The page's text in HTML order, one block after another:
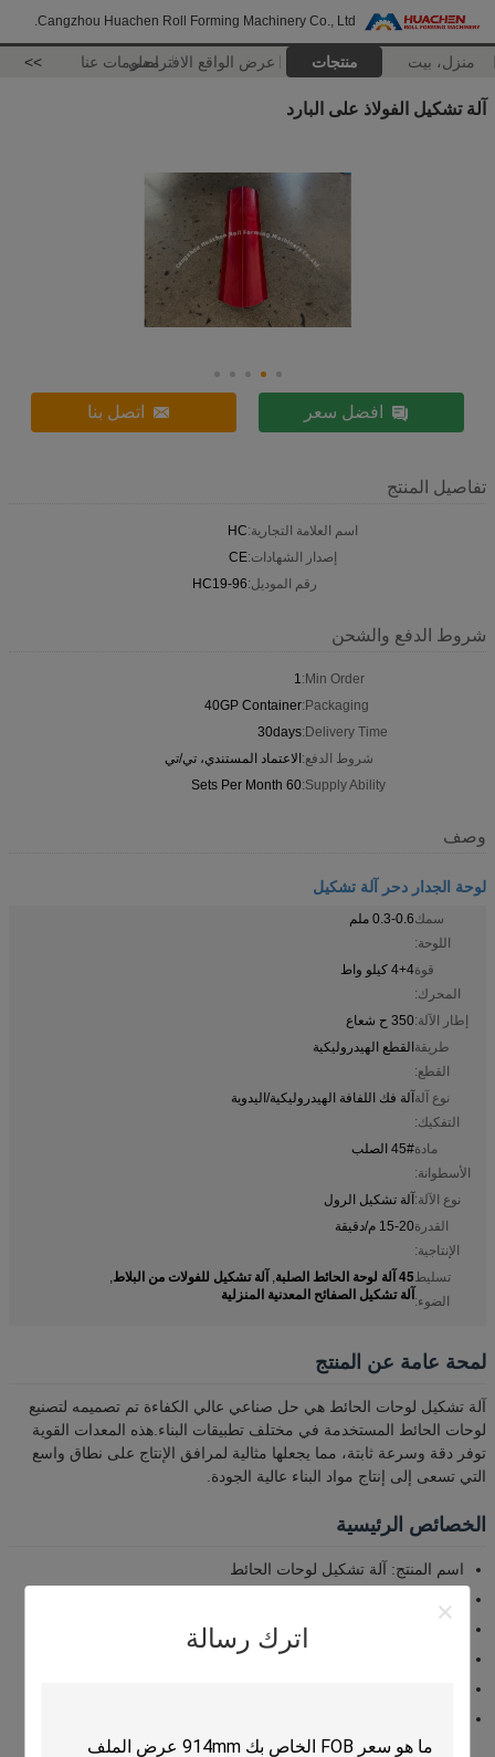
Cangzhou Huachen Roll Forming Machinery Co., Ltd.
منزل، بيت منتجات عرض الواقع الافتراضيمعلومات عنا >>
اترك رسالة
آلة تشكيل الفولاذ على البارد
افضل سعر اتصل بنا
تفاصيل المنتج
اسم العلامة التجارية:HC
إصدار الشهادات:CE
رقم الموديل:HC19-96
شروط الدفع والشحن
Min Order:
1
Packaging:
40GP Container
Delivery Time:
30days
شروط الدفع:الاعتماد المستندي، تي/تي
Supply Ability:
60 Sets Per Month
وصف
لوحة الجدار دحر آلة تشكيل
سمك
اللوحة:
0.3-0.6 ملم
قوة
المحرك:
4+4 كيلو واط
إطار الآلة:350 ح شعاع
طريقة
القطع:
القطع الهيدروليكية
نوع آلة
التفكيك:
آلة فك اللفافة الهيدروليكية/اليدوية
مادة
الأسطوانة:
45# الصلب
نوع الآلة:آلة تشكيل الرول
القدرة
الإنتاجية:
15-20 م/دقيقة
تسليط
الضوء:
45 آلة لوحة الحائط الصلبة , آلة تشكيل للفولات من البلاط,
آلة تشكيل الصفائح المعدنية المنزلية
لمحة عامة عن المنتج
آلة تشكيل لوحات الحائط هي حل صناعي عالي الكفاءة تم تصميمه لتصنيع
لوحات الحائط المستخدمة في مختلف تطبيقات البناء.هذه المعدات القوية
توفر دقة وسرعة ثابتة، مما يجعلها مثالية لمرافق الإنتاج على نطاق واسع
التي تسعى إلى إنتاج مواد البناء عالية الجودة.
الخصائص الرئيسية
اسم المنتج: آلة تشكيل لوحات الحائط